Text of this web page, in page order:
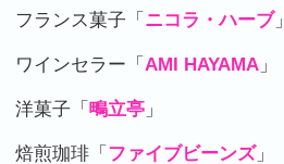
フランス菓子「 ニコラ・ハーブ」
ワインセラー「 AMI HAYAMA」
洋菓子「 鴫立亭」
焙煎珈琲「 ファイブビーンズ」